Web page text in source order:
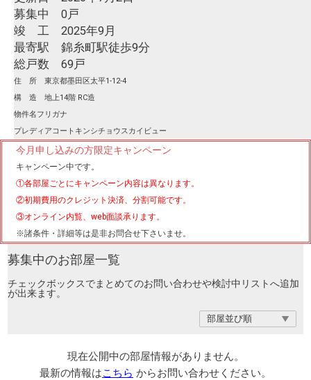
募集中 0戸
竣 工 2025年9月
最寄駅 錦糸町駅徒歩9分
総戸数 69戸
住 所 東京都墨田区太平1-12-4
構 造 地上14階 RC造
物件名フリガナ
プレディアコートキンシチョウスカイビュー
今月申し込みの方限定キャンペーン
キャンペーン中です。
①各部屋ごとにキャンペーン内容は異なります。
②初期費用のクレジット決済、分割可能です。
③オンライン内覧、web面談承ります。
※諸条件・詳細等は是非お問合せ下さいませ。
募集中のお部屋一覧
チェックボックスでまとめてのお問い合わせや検討中リストへ追加
が出来ます。
現在公開中の部屋情報がありません。
最新の情報はこちら からお問い合わせください。